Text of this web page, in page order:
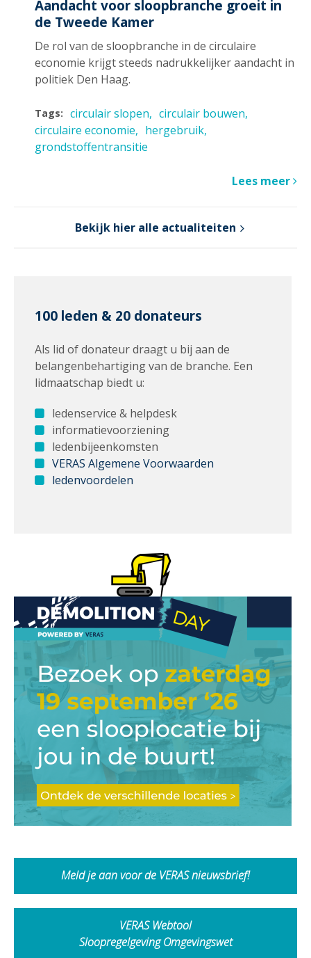
Aandacht voor sloopbranche groeit in
de Tweede Kamer
De rol van de sloopbranche in de circulaire
economie krijgt steeds nadrukkelijker aandacht in
politiek Den Haag.
Tags: circulair slopen
circulair bouwen
circulaire economie
hergebruik
grondstoffentransitie
Lees meer
Bekijk hier alle actualiteiten
100 leden & 20 donateurs
Als lid of donateur draagt u bij aan de
belangenbehartiging van de branche. Een
lidmaatschap biedt u:
ledenservice & helpdesk
informatievoorziening
ledenbijeenkomsten
VERAS Algemene Voorwaarden
ledenvoordelen
Meld je aan voor de VERAS nieuwsbrief!
VERAS Webtool
Sloopregelgeving Omgevingswet